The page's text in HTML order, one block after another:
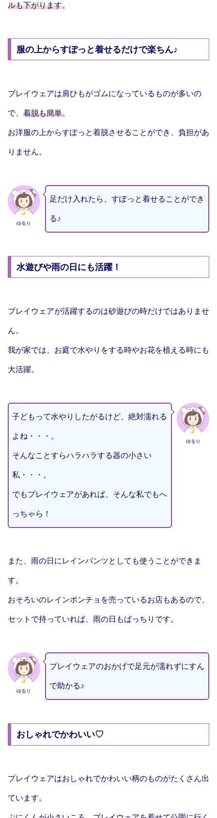
ルも下がります。
服の上からすぽっと着せるだけで楽ちん♪
プレイウェアは肩ひもがゴムになっているものが多いの
で、 着脱も簡単。
お洋服の上からすぽっと着脱させることができ、負担があ
りません。
ゆるり
足だけ入れたら、すぽっと着せることができ
る♪
水遊びや雨の日にも活躍！
プレイウェアが活躍するのは砂遊びの時だけではありませ
ん。
我が家では、お庭で水やりをする時やお花を植える時にも
大活躍。
ゆるり
子どもって水やりしたがるけど、絶対濡れる
よね・・・。
そんなことすらハラハラする器の小さい
私・・・。
でもプレイウェアがあれば、そんな私でもへ
っちゃら！
また、雨の日にレインパンツとしても使うことができま
す。
おそろいのレインポンチョを売っているお店もあるので、
セットで持っていれば、雨の日もばっちりです。
ゆるり
プレイウェアのおかげで足元が濡れずにすん
で助かる♪
おしゃれでかわいい♡
プレイウェアはおしゃれでかわいい柄のものがたくさん出
ています。